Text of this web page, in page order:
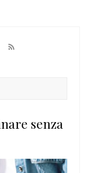
senza